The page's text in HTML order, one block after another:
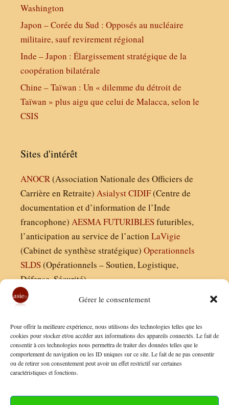
Gérer le consentement
Pour offrir la meilleure expérience, nous utilisons des technologies telles que les
cookies pour stocker et/ou accéder aux informations des appareils connectés. Le fait de
consentir à ces technologies nous permettra de traiter des données telles que le
comportement de navigation ou les ID uniques sur ce site. Le fait de ne pas consentir
ou de retirer son consentement peut avoir un effet restrictif sur certaines
caractéristiques et fonctions.
Washington
Japon – Corée du Sud : Opposés au nucléaire
militaire, sauf revirement régional
Inde – Japon : Élargissement stratégique de la
coopération bilatérale
Chine – Taïwan : Un « dilemme du détroit de
Taïwan » plus aigu que celui de Malacca, selon le
CSIS
Sites d'intérêt
ANOCR(Association Nationale des Officiers de
Carrière en Retraite) AsialystCIDIF(Centre de
documentation et d’information de l’Inde
francophone) AESMAFUTURIBLESfuturibles,
l’anticipation au service de l’action LaVigie
(Cabinet de synthèse stratégique) Operationnels
SLDS(Opérationnels – Soutien, Logistique,
Défense, Sécurité)
Finaldées EURL
Siège social : 13 avenue Boudon, 75016, Paris
Nous contacter